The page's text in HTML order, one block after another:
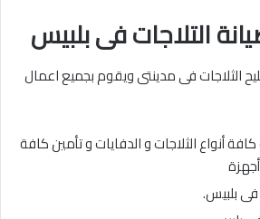
التلاجات فى بلبيس
الثلاجات فى مدينتى ويقوم بجميع اعمال
أنواع الثلاجات و الدفايات و تأمين كافة
فى بلبيس.